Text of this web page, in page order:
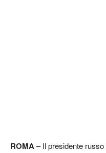
ROMA– Il presidente